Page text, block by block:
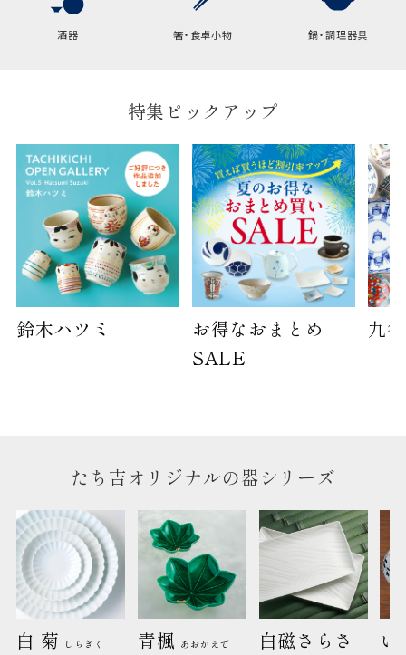
酒器 箸・食卓小物 鍋・調理器具
特集ピックアップ
鈴木ハツミ
お得なおまとめ
SALE
九
たち吉オリジナルの器シリーズ
白 菊 しらぎく 青楓 あおかえで 白磁さらさ
い